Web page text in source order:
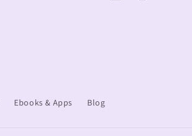
Ebooks & Apps Blog